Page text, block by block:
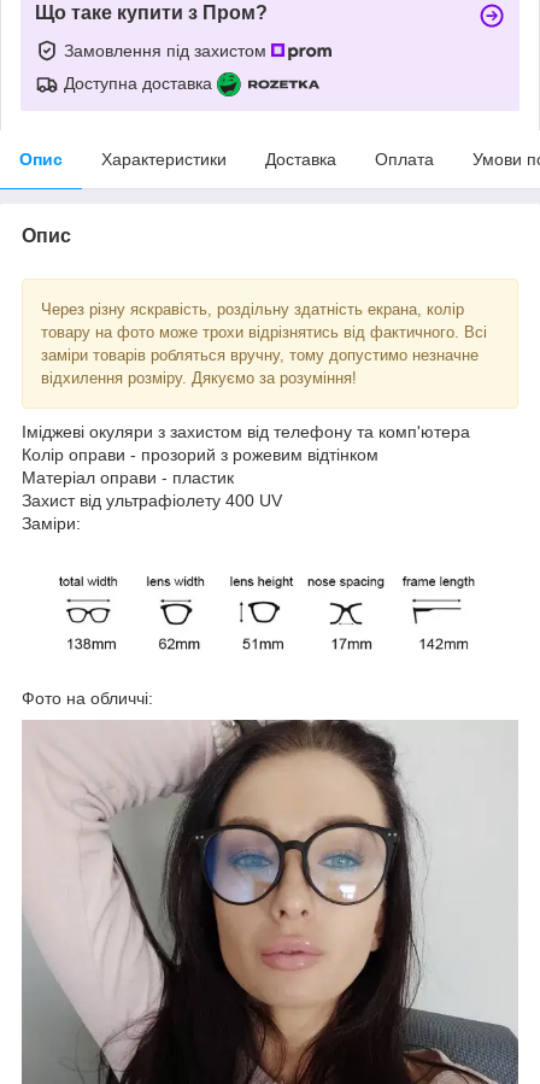
Що таке купити з Пром?
Замовлення під захистом
Доступна доставка
Опис Характеристики Доставка Оплата Умови
Опис
Через різну яскравість, роздільну здатність екрана, колір
товару на фото може трохи відрізнятись від фактичного. Всі
заміри товарів робляться вручну, тому допустимо незначне
відхилення розміру. Дякуємо за розуміння!
Іміджеві окуляри з захистом від телефону та комп'ютера
Колір оправи - прозорий з рожевим відтінком
Матеріал оправи - пластик
Захист від ультрафіолету 400 UV
Заміри:
Фото на обличчі: